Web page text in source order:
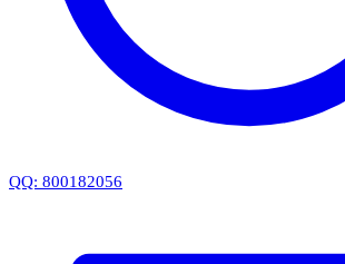
QQ: 800182056